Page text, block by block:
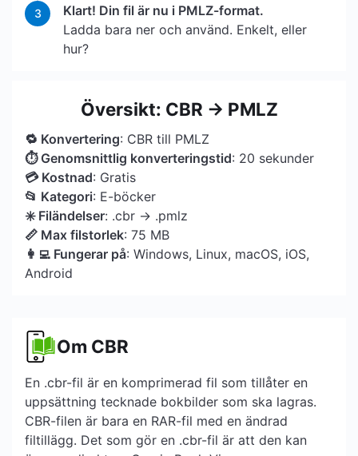
3
Klart! Din fil är nu i PMLZ-format.
Ladda bara ner och använd. Enkelt, eller
hur?
Översikt: CBR → PMLZ
🔁 Konvertering: CBR till PMLZ
⏱ Genomsnittlig konverteringstid: 20 sekunder
💳 Kostnad: Gratis
📂 Kategori: E-böcker
✳️ Filändelser: .cbr → .pmlz
📏 Max filstorlek: 75 MB
👩‍💻 Fungerar på: Windows, Linux, macOS, iOS,
Android
Om CBR
En .cbr-fil är en komprimerad fil som tillåter en
uppsättning tecknade bokbilder som ska lagras.
CBR-filen är bara en RAR-fil med en ändrad
filtillägg. Det som gör en .cbr-fil är att den kan